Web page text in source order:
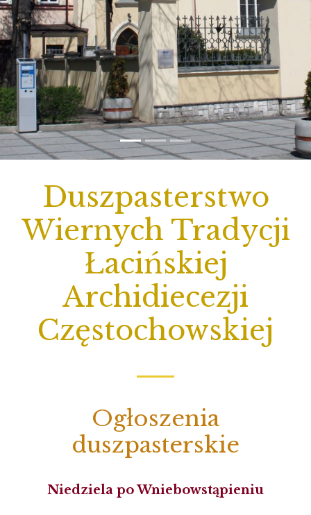
Duszpasterstwo
Wiernych Tradycji
Łacińskiej
Archidiecezji
Częstochowskiej
Ogłoszenia
duszpasterskie
Niedziela po Wniebowstąpieniu